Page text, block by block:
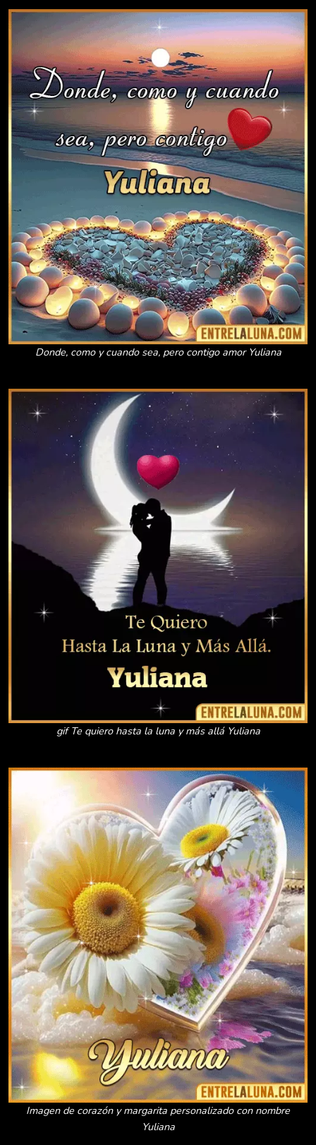
Donde, como y cuando sea, pero contigo amor Yuliana
gif Te quiero hasta la luna y más allá Yuliana
Imagen de corazón y margarita personalizado con nombre
Yuliana